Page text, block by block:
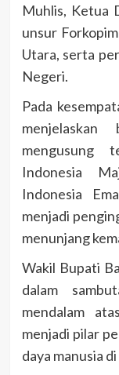
Muhlis, Ketua
unsur
Utara, serta
Negeri.
Pada
mengusung
Indonesia
Indonesia
menjadi
menunjang
Wakil Bupati
dalam
mendalam
menjadi pilar
daya manusia